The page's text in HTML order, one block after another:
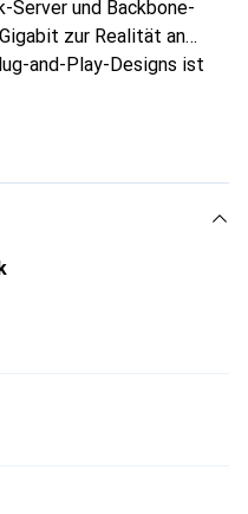
und Backbone-
zur Realität an
and-Play-Designs ist
ausgelegt. Mit
eine umweltfreundliche
ist.